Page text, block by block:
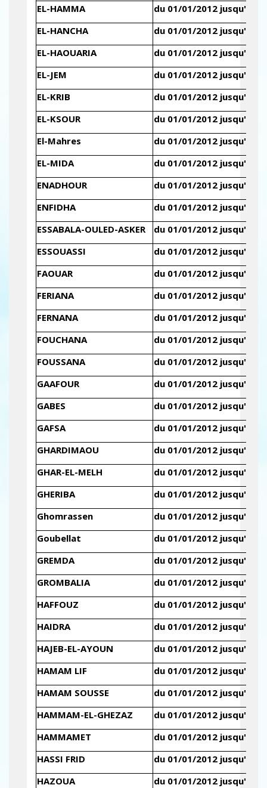
EL-HAMMA
du 01/01/2012 jusqu'au
EL-HANCHA
du 01/01/2012 jusqu'au
EL-HAOUARIA
du 01/01/2012 jusqu'au
EL-JEM
du 01/01/2012 jusqu'au
EL-KRIB
du 01/01/2012 jusqu'au
EL-KSOUR
du 01/01/2012 jusqu'au
El-Mahres
du 01/01/2012 jusqu'au
EL-MIDA
du 01/01/2012 jusqu'au
ENADHOUR
du 01/01/2012 jusqu'au
ENFIDHA
du 01/01/2012 jusqu'au
ESSABALA-OULED-ASKER
du 01/01/2012 jusqu'au
ESSOUASSI
du 01/01/2012 jusqu'au
FAOUAR
du 01/01/2012 jusqu'au
FERIANA
du 01/01/2012 jusqu'au
FERNANA
du 01/01/2012 jusqu'au
FOUCHANA
du 01/01/2012 jusqu'au
FOUSSANA
du 01/01/2012 jusqu'au
GAAFOUR
du 01/01/2012 jusqu'au
GABES
du 01/01/2012 jusqu'au
GAFSA
du 01/01/2012 jusqu'au
GHARDIMAOU
du 01/01/2012 jusqu'au
GHAR-EL-MELH
du 01/01/2012 jusqu'au
GHERIBA
du 01/01/2012 jusqu'au
Ghomrassen
du 01/01/2012 jusqu'au
Goubellat
du 01/01/2012 jusqu'au
GREMDA
du 01/01/2012 jusqu'au
GROMBALIA
du 01/01/2012 jusqu'au
HAFFOUZ
du 01/01/2012 jusqu'au
HAIDRA
du 01/01/2012 jusqu'au
HAJEB-EL-AYOUN
du 01/01/2012 jusqu'au
HAMAM LIF
du 01/01/2012 jusqu'au
HAMAM SOUSSE
du 01/01/2012 jusqu'au
HAMMAM-EL-GHEZAZ
du 01/01/2012 jusqu'au
HAMMAMET
du 01/01/2012 jusqu'au
HASSI FRID
du 01/01/2012 jusqu'au
HAZOUA
du 01/01/2012 jusqu'au